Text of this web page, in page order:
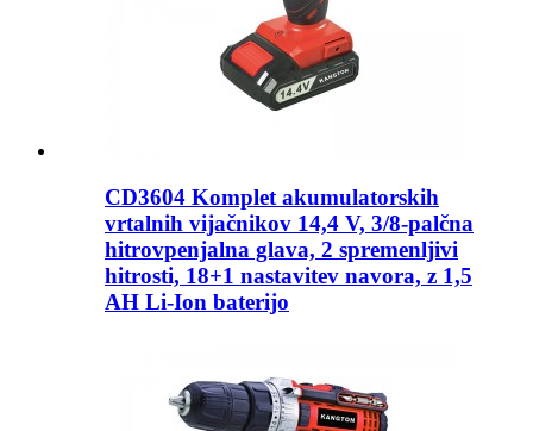
CD3604 Komplet akumulatorskih
vrtalnih vijačnikov 14,4 V, 3/8-palčna
hitrovpenjalna glava, 2 spremenljivi
hitrosti, 18+1 nastavitev navora, z 1,5
AH Li-Ion baterijo